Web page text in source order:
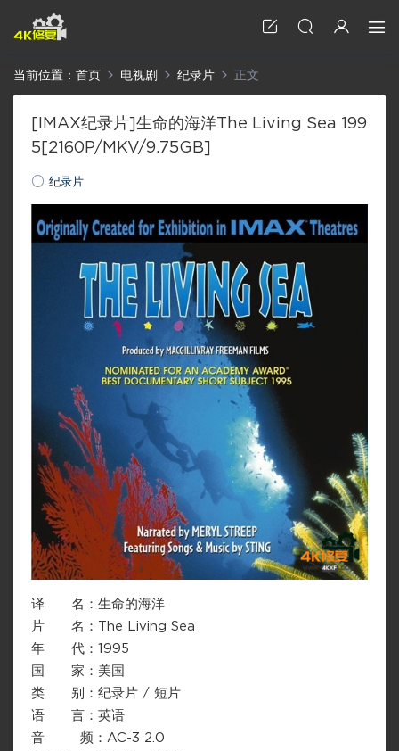
当前位置： 首页 电视剧 纪录片 正文
[IMAX纪录片]生命的海洋The Living Sea 199
5[2160P/MKV/9.75GB]
纪录片
译 名：生命的海洋
片 名：The Living Sea
年 代：1995
国 家：美国
类 别：纪录片 / 短片
语 言：英语
音 频：AC-3 2.0